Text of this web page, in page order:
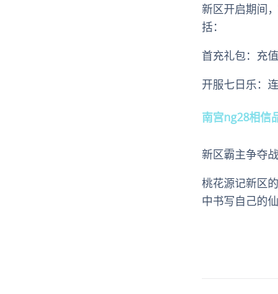
新区开启期间
括：
首充礼包：充
开服七日乐：
南宫ng28相信
新区霸主争夺
桃花源记新区
中书写自己的